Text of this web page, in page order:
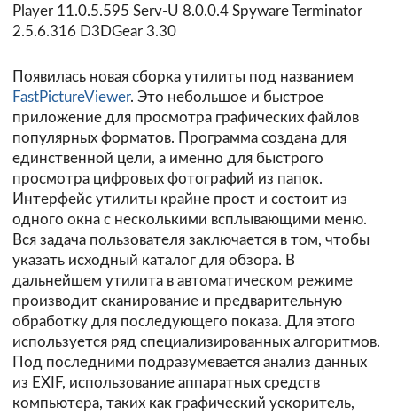
Player 11.0.5.595 Serv-U 8.0.0.4 Spyware Terminator
2.5.6.316 D3DGear 3.30
Появилась новая сборка утилиты под названием
FastPictureViewer. Это небольшое и быстрое
приложение для просмотра графических файлов
популярных форматов. Программа создана для
единственной цели, а именно для быстрого
просмотра цифровых фотографий из папок.
Интерфейс утилиты крайне прост и состоит из
одного окна с несколькими всплывающими меню.
Вся задача пользователя заключается в том, чтобы
указать исходный каталог для обзора. В
дальнейшем утилита в автоматическом режиме
производит сканирование и предварительную
обработку для последующего показа. Для этого
используется ряд специализированных алгоритмов.
Под последними подразумевается анализ данных
из EXIF, использование аппаратных средств
компьютера, таких как графический ускоритель,